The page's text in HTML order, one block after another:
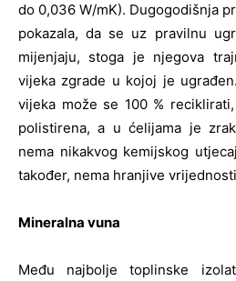
do 0,036 W/mK). Dugogodišnja
pokazala, da se uz pravilnu
mijenjaju, stoga je njegova
vijeka zgrade u kojoj je
vijeka može se 100 %
polistirena, a u ćelijama je
nema nikakvog kemijskog
također, nema hranjive
Mineralna vuna
Među najbolje toplinske